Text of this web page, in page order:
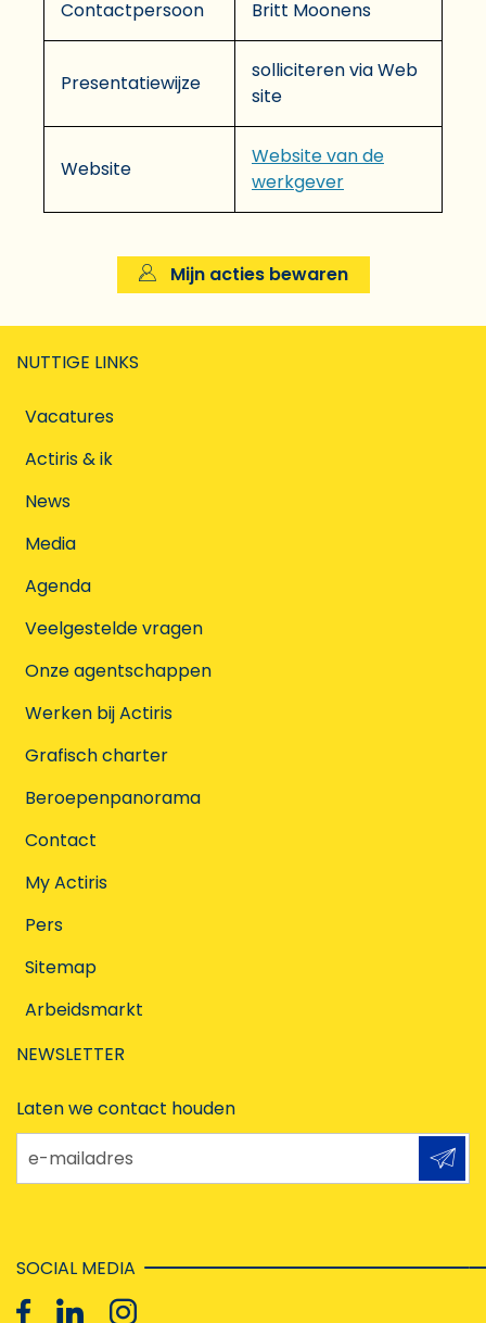
Contactpersoon Britt Moonens
Presentatiewijze
solliciteren via Web
site
Website
Website van de
werkgever
Mijn acties bewaren
NUTTIGE LINKS
Vacatures
Actiris & ik
News
Media
Agenda
Veelgestelde vragen
Onze agentschappen
Werken bij Actiris
Grafisch charter
Beroepenpanorama
Contact
My Actiris
Pers
Sitemap
Arbeidsmarkt
NEWSLETTER
Laten we contact houden
e-mailadres
SOCIAL MEDIA